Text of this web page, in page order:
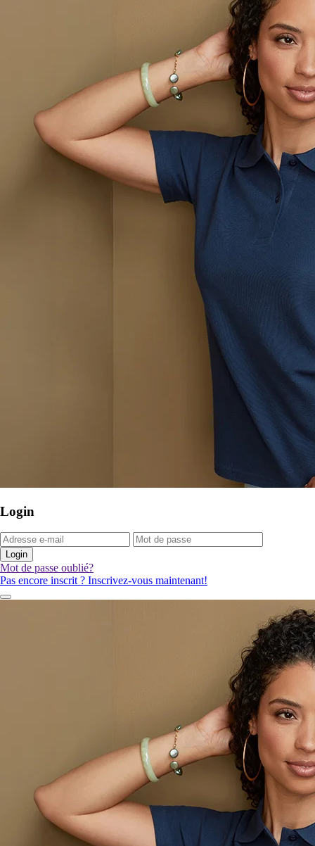
Login
Login
Mot de passe oublié?
Pas encore inscrit ? Inscrivez-vous maintenant!